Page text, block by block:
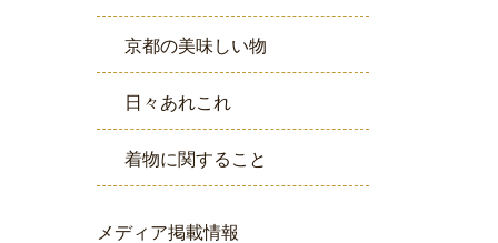
京都の美味しい物
日々あれこれ
着物に関すること
メディア掲載情報